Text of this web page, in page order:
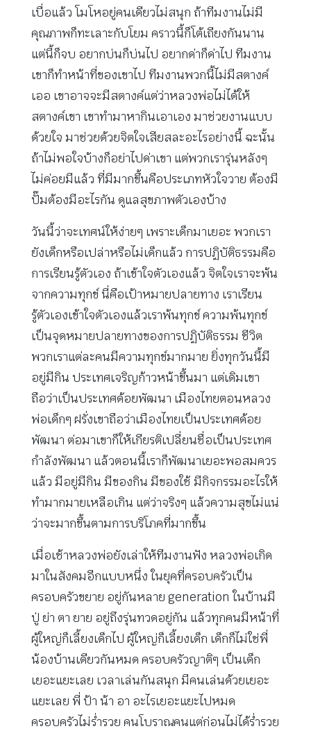
เบื่อแล้ว โมโหอยู่คนเดียวไม่สนุก ถ้าทีมงานไม่มี
คุณภาพก็ทะเลาะกับโยม คราวนี้ก็โต้เถียงกันนาน
แต่นี้ก็จบ อยากบ่นก็บ่นไป อยากด่าก็ด่าไป ทีมงาน
เขาก็ทำหน้าที่ของเขาไป ทีมงานพวกนี้ไม่มีสตางค์
เออ เขาอาจจะมีสตางค์แต่ว่าหลวงพ่อไม่ได้ให้
สตางค์เขา เขาทำมาหากินเอาเอง มาช่วยงานแบบ
ด้วยใจ มาช่วยด้วยจิตใจเสียสละอะไรอย่างนี้ ฉะนั้น
ถ้าไม่พอใจบ้างก็อย่าไปด่าเขา แต่พวกเรารุ่นหลังๆ
ไม่ค่อยมีแล้ว ที่มีมากขึ้นคือประเภทหัวใจวาย ต้องมี
ปั๊มต้องมีอะไรกัน ดูแลสุขภาพตัวเองบ้าง
วันนี้ว่าจะเทศน์ให้ง่ายๆ เพราะเด็กมาเยอะ พวกเรา
ยังเด็กหรือเปล่าหรือไม่เด็กแล้ว การปฏิบัติธรรมคือ
การเรียนรู้ตัวเอง ถ้าเข้าใจตัวเองแล้ว จิตใจเราจะพ้น
จากความทุกข์ นี่คือเป้าหมายปลายทาง เราเรียน
รู้ตัวเองเข้าใจตัวเองแล้วเราพ้นทุกข์ ความพ้นทุกข์
เป็นจุดหมายปลายทางของการปฏิบัติธรรม ชีวิต
พวกเราแต่ละคนมีความทุกข์มากมาย ยิ่งทุกวันนี้มี
อยู่มีกิน ประเทศเจริญก้าวหน้าขึ้นมา แต่เดิมเขา
ถือว่าเป็นประเทศด้อยพัฒนา เมืองไทยตอนหลวง
พ่อเด็กๆ ฝรั่งเขาถือว่าเมืองไทยเป็นประเทศด้อย
พัฒนา ต่อมาเขาก็ให้เกียรติเปลี่ยนชื่อเป็นประเทศ
กำลังพัฒนา แล้วตอนนี้เราก็พัฒนาเยอะพอสมควร
แล้ว มีอยู่มีกิน มีของกิน มีของใช้ มีกิจกรรมอะไรให้
ทำมากมายเหลือเกิน แต่ว่าจริงๆ แล้วความสุขไม่แน่
ว่าจะมากขึ้นตามการบริโภคที่มากขึ้น
เมื่อเช้าหลวงพ่อยังเล่าให้ทีมงานฟัง หลวงพ่อเกิด
มาในสังคมอีกแบบหนึ่ง ในยุคที่ครอบครัวเป็น
ครอบครัวขยาย อยู่กันหลาย generation ในบ้านมี
ปู่ ย่า ตา ยาย อยู่ถึงรุ่นทวดอยู่กัน แล้วทุกคนมีหน้าที่
ผู้ใหญ่ก็เลี้ยงเด็กไป ผู้ใหญ่ก็เลี้ยงเด็ก เด็กก็ไม่ใช่พี่
น้องบ้านเดียวกันหมด ครอบครัวญาติๆ เป็นเด็ก
เยอะแยะเลย เวลาเล่นกันสนุก มีคนเล่นด้วยเยอะ
แยะเลย พี่ ป้า น้า อา อะไรเยอะแยะไปหมด
ครอบครัวไม่ร่ำรวย คนโบราณคนแต่ก่อนไม่ได้ร่ำรวย